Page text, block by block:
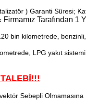
) Garanti Süresi;
Firmamız Tarafından 1
bin kilometrede,
LPG yakıt
Sebepli Olmamasına